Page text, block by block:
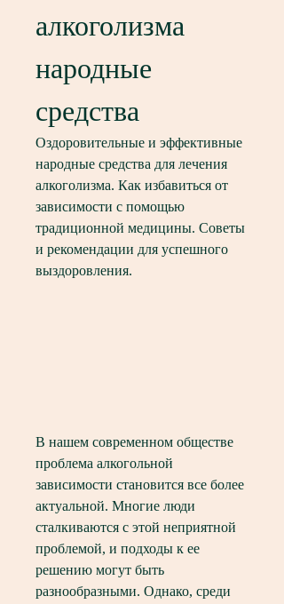
алкоголизма
народные
средства
Оздоровительные и эффективные
народные средства для лечения
алкоголизма. Как избавиться от
зависимости с помощью
традиционной медицины. Советы
и рекомендации для успешного
выздоровления.
В нашем современном обществе
проблема алкогольной
зависимости становится все более
актуальной. Многие люди
сталкиваются с этой неприятной
проблемой, и подходы к ее
решению могут быть
разнообразными. Однако, среди